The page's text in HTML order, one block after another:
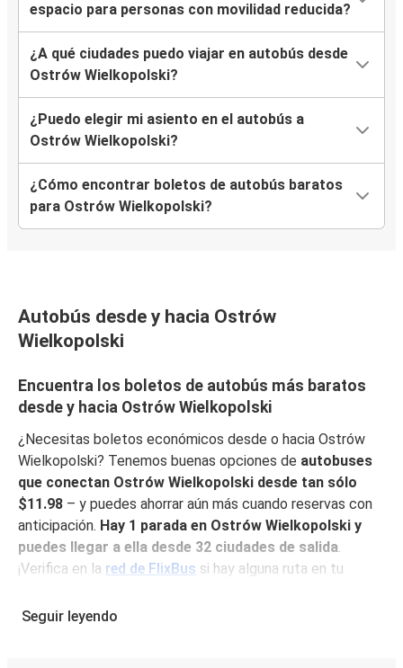
espacio para personas con movilidad reducida?
¿A qué ciudades puedo viajar en autobús desde
Ostrów Wielkopolski?
¿Puedo elegir mi asiento en el autobús a
Ostrów Wielkopolski?
¿Cómo encontrar boletos de autobús baratos
para Ostrów Wielkopolski?
Autobús desde y hacia Ostrów
Wielkopolski
Encuentra los boletos de autobús más baratos
desde y hacia Ostrów Wielkopolski
¿Necesitas boletos económicos desde o hacia Ostrów
Wielkopolski? Tenemos buenas opciones de autobuses
que conectan Ostrów Wielkopolski desde tan sólo
$11.98 – y puedes ahorrar aún más cuando reservas con
anticipación. Hay 1 parada en Ostrów Wielkopolski y
puedes llegar a ella desde 32 ciudades de salida.
¡Verifica en la red de FlixBus si hay alguna ruta en tu
¿Por qué ir de o hacia Ostrów Wielkopolski con
Seguir leyendo